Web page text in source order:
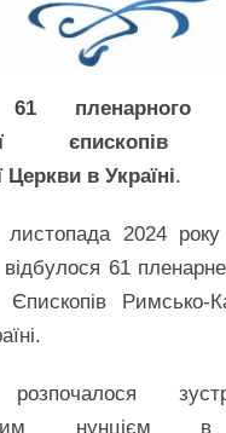
пленарного
єпископів
Церкви в Україні.
2024 року
61
Єпископів Римсько-
розпочалося
нунцієм в